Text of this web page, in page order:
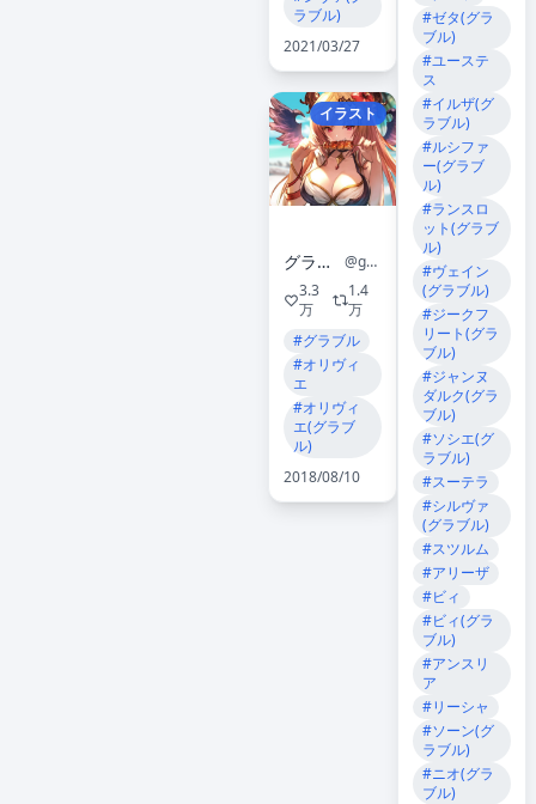
ラブル)
2021/03/27
イラスト
グランブルーファンタジー
@granbluefantasy
3.3
万
1.4
万
#グラブル
#オリヴィ
エ
#オリヴィ
エ(グラブ
ル)
2018/08/10
#ゼタ(グラ
ブル)
#ユーステ
ス
#イルザ(グ
ラブル)
#ルシファ
ー(グラブ
ル)
#ランスロ
ット(グラブ
ル)
#ヴェイン
(グラブル)
#ジークフ
リート(グラ
ブル)
#ジャンヌ
ダルク(グラ
ブル)
#ソシエ(グ
ラブル)
#スーテラ
#シルヴァ
(グラブル)
#スツルム
#アリーザ
#ビィ
#ビィ(グラ
ブル)
#アンスリ
ア
#リーシャ
#ソーン(グ
ラブル)
#ニオ(グラ
ブル)